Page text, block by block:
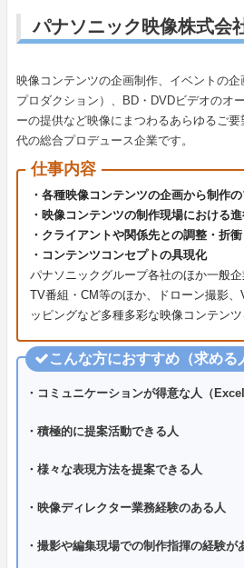
パナソニック映像株式会
映像コンテンツの企画制作、イベントの
プロダクション）、BD・DVDビデオのオ
ーの提供など映像にまつわるあらゆるご
代の総合プロデュース企業です。
仕事内容
・各種映像コンテンツの企画から制作
・映像コンテンツの制作現場における
・クライアントや関係先との調整・折衝
・コンテンツコンセプトの具現化
パナソニックグループ各社のほか一般
TV番組・CM等のほか、ドローン撮影
ッピングなど多種多彩な映像コンテンツ
こんな方におすすめ（求める
・コミュニケーションが得意な人（
・積極的に提案活動できる人
・様々な表現方法を提案できる人
・映像ディレクター業務経験のある人
・撮影や編集現場での制作指揮の経験が